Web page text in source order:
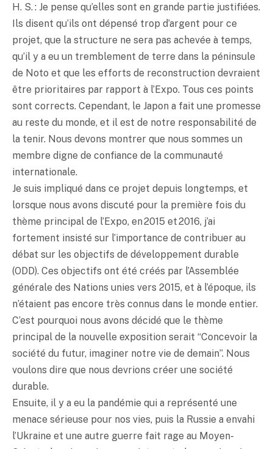
H. S. : Je pense qu’elles sont en grande partie justifiées.
Ils disent qu’ils ont dépensé trop d’argent pour ce
projet, que la structure ne sera pas achevée à temps,
qu’il y a eu un tremblement de terre dans la péninsule
de Noto et que les efforts de reconstruction devraient
être prioritaires par rapport à l’Expo. Tous ces points
sont corrects. Cependant, le Japon a fait une promesse
au reste du monde, et il est de notre responsabilité de
la tenir. Nous devons montrer que nous sommes un
membre digne de confiance de la communauté
internationale.
Je suis impliqué dans ce projet depuis longtemps, et
lorsque nous avons discuté pour la première fois du
thème principal de l’Expo, en 2015 et 2016, j’ai
fortement insisté sur l’importance de contribuer au
débat sur les objectifs de développement durable
(ODD). Ces objectifs ont été créés par l’Assemblée
générale des Nations unies vers 2015, et à l’époque, ils
n’étaient pas encore très connus dans le monde entier.
C’est pourquoi nous avons décidé que le thème
principal de la nouvelle exposition serait “Concevoir la
société du futur, imaginer notre vie de demain”. Nous
voulons dire que nous devrions créer une société
durable.
Ensuite, il y a eu la pandémie qui a représenté une
menace sérieuse pour nos vies, puis la Russie a envahi
l’Ukraine et une autre guerre fait rage au Moyen-